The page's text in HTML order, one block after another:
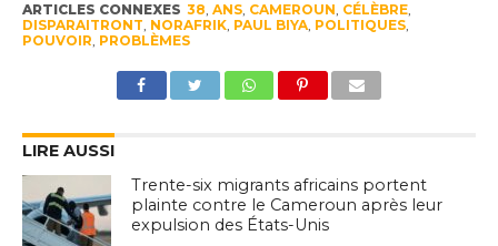
ARTICLES CONNEXES 38, ANS, CAMEROUN, CÉLÈBRE,
DISPARAITRONT, NORAFRIK, PAUL BIYA, POLITIQUES,
POUVOIR, PROBLÈMES
LIRE AUSSI
Trente-six migrants africains portent
plainte contre le Cameroun après leur
expulsion des États-Unis